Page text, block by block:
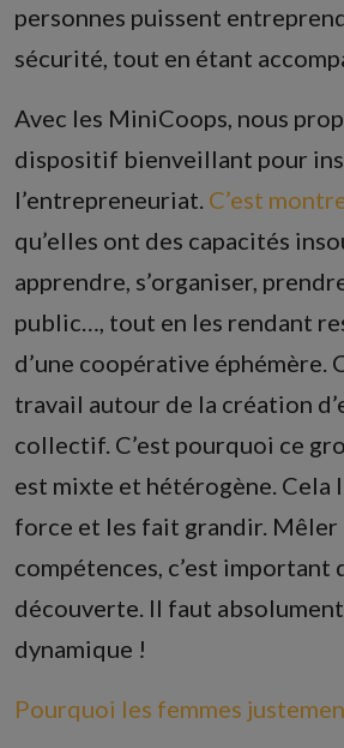
personnes puissent
sécurité, tout en étant
Avec les MiniCoops, nous
dispositif bienveillant pour
l’entrepreneuriat. C’est
qu’elles ont des capacités
apprendre, s’organiser,
public…, tout en les rendant
d’une coopérative éphémère.
travail autour de la création
collectif. C’est pourquoi ce
est mixte et hétérogène. Cela
force et les fait grandir. Mêler
compétences, c’est important
découverte. Il faut
dynamique !
Pourquoi les femmes